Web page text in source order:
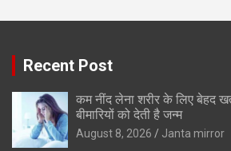
Recent Post
कम नींद लेना शरीर के लिए बेहद
बीमारियों को देती है जन्म
August 8, 2026 Janta mirror